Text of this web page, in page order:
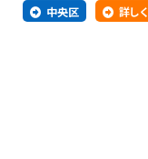
中央区 詳し